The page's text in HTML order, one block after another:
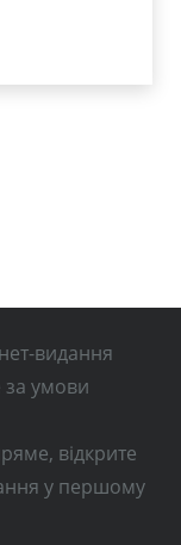
видання
умови
відкрите
у першому